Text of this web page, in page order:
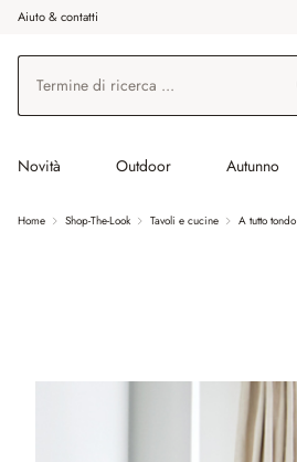
al contenuto principale
Vai alla ricerca
Vai alla navigazione principale
Aiuto & contatti
Novità Outdoor Autunno
Home Shop-The-Look Tavoli e cucine A tutto tondo